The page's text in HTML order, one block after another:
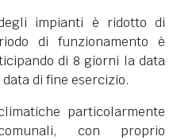
impianti è ridotto di
di funzionamento è
di 8 giorni la data
di fine esercizio.
particolarmente
con proprio